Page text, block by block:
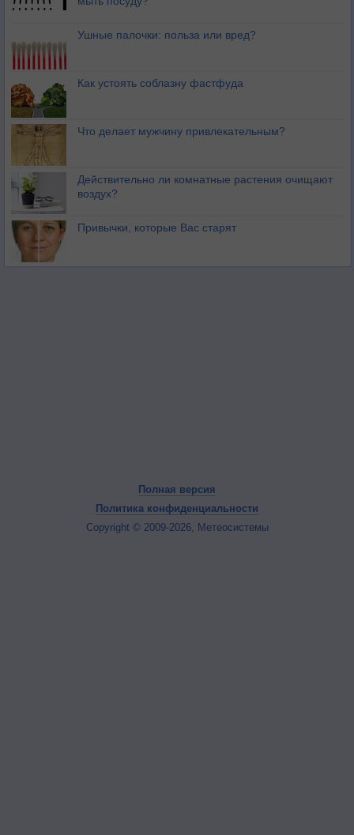
Ушные палочки: польза или вред?
Как устоять соблазну фастфуда
Что делает мужчину привлекательным?
Действительно ли комнатные растения очищают
воздух?
Привычки, которые Вас старят
Полная версия
Политика конфиденциальности
Copyright © 2009-2026, Метеосистемы